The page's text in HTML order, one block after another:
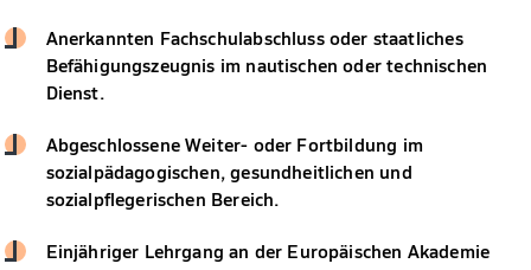
Anerkannten Fachschulabschluss oder staatliches
Befähigungszeugnis im nautischen oder technischen
Dienst.
Abgeschlossene Weiter- oder Fortbildung im
sozialpädagogischen, gesundheitlichen und
sozialpflegerischen Bereich.
Einjähriger Lehrgang an der Europäischen Akademie